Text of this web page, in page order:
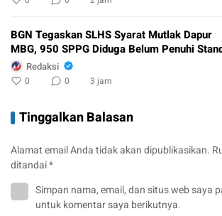
BGN Tegaskan SLHS Syarat Mutlak Dapur
MBG, 950 SPPG Diduga Belum Penuhi
Redaksi
0 0 3 jam
Tinggalkan Balasan
Alamat email Anda tidak akan dipublikasikan.
ditandai*
Simpan nama, email, dan situs web saya
untuk komentar saya berikutnya.